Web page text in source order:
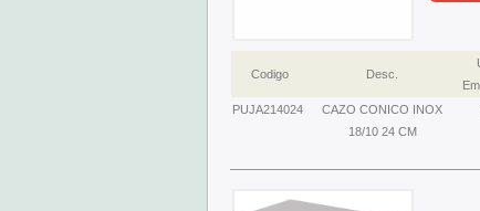
Codigo Desc.
PUJA214024
CAZO CONICO INOX
18/10 24 CM